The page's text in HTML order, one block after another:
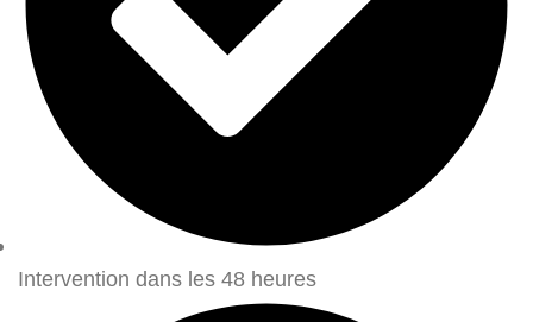
Intervention dans les 48 heures